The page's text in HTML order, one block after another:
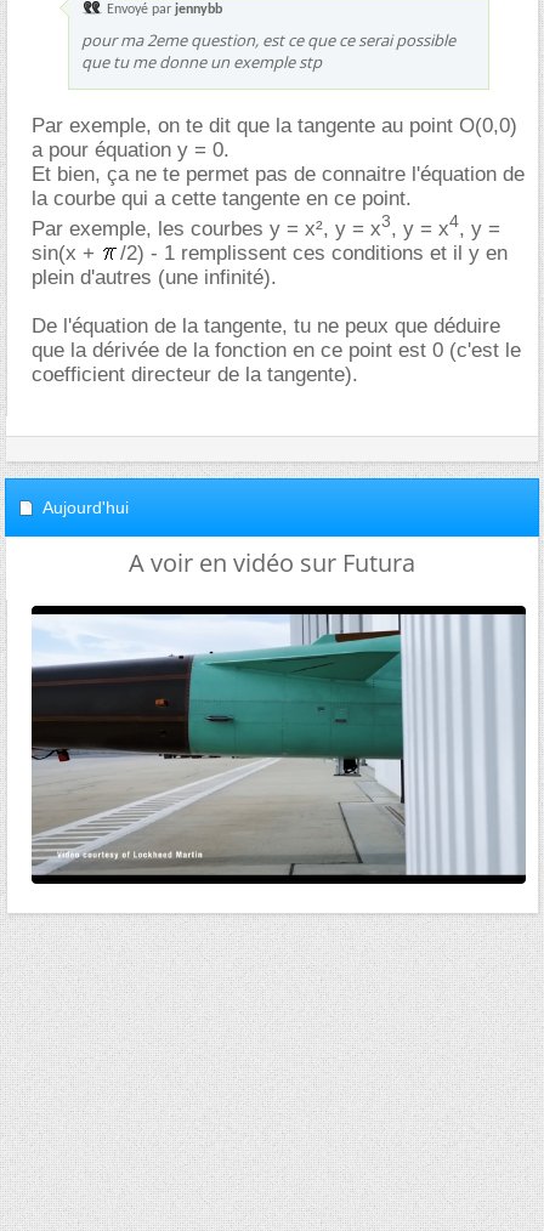
Envoyé par jennybb
pour ma 2eme question, est ce que ce serai possible
que tu me donne un exemple stp
Par exemple, on te dit que la tangente au point O(0,0)
a pour équation y = 0.
Et bien, ça ne te permet pas de connaitre l'équation de
la courbe qui a cette tangente en ce point.
Par exemple, les courbes y = x², y = x3, y = x4, y =
sin(x +
/2) - 1 remplissent ces conditions et il y en
plein d'autres (une infinité).
De l'équation de la tangente, tu ne peux que déduire
que la dérivée de la fonction en ce point est 0 (c'est le
coefficient directeur de la tangente).
Aujourd'hui
A voir en vidéo sur Futura